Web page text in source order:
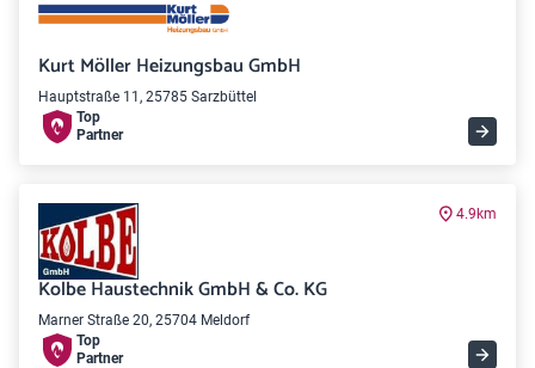
Kurt Möller Heizungsbau GmbH
Hauptstraße 11, 25785 Sarzbüttel
Top
Partner
4.9km
Kolbe Haustechnik GmbH & Co. KG
Marner Straße 20, 25704 Meldorf
Top
Partner